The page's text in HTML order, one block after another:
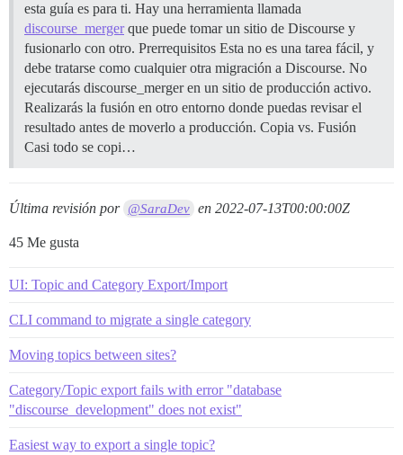
esta guía es para ti. Hay una herramienta llamada
discourse_mergerque puede tomar un sitio de Discourse y
fusionarlo con otro. Prerrequisitos Esta no es una tarea fácil, y
debe tratarse como cualquier otra migración a Discourse. No
ejecutarás discourse_merger en un sitio de producción activo.
Realizarás la fusión en otro entorno donde puedas revisar el
resultado antes de moverlo a producción. Copia vs. Fusión
Casi todo se copi…
Última revisión por @SaraDev en2022-07-13T00:00:00Z
45 Me gusta
UI: Topic and Category Export/Import
CLI command to migrate a single category
Moving topics between sites?
Category/Topic export fails with error "database
"discourse_development" does not exist"
Easiest way to export a single topic?